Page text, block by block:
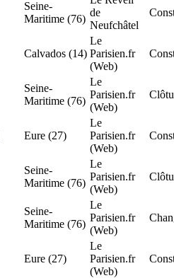
Seine-
Maritime (76)
de
Neufchâtel
Calvados (14)
Le
Parisien.fr
(Web)
Seine-
Maritime (76)
Le
Parisien.fr
(Web)
Eure (27)
Le
Parisien.fr
(Web)
Seine-
Maritime (76)
Le
Parisien.fr
(Web)
Seine-
Maritime (76)
Le
Parisien.fr
(Web)
Eure (27)
Le
Parisien.fr
(Web)